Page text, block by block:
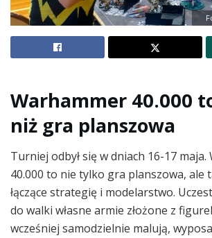
Warhammer 40.000
niż gra planszowa
Turniej odbył się w dniach 16-17
40.000 to nie tylko gra planszowa, ale
łączące strategię i modelarstwo.
do walki własne armie złożone z
wcześniej samodzielnie malują,